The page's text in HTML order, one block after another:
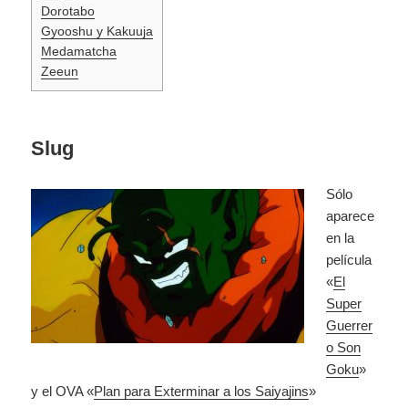
Dorotabo
Gyooshu y Kakuuja
Medamatcha
Zeeun
Slug
Sólo
aparece
en la
película
«El
Super
Guerrer
o Son
Goku»
y el OVA «Plan para Exterminar a los Saiyajins»